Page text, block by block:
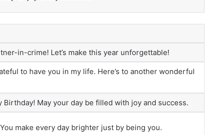
in-crime! Let’s make this year unforgettable!
to have you in my life. Here’s to another wonderful
Birthday! May your day be filled with joy and success.
make every day brighter just by being you.